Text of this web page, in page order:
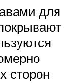
для
сторон